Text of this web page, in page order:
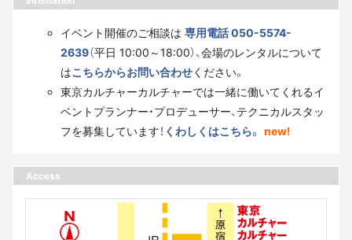
イベント開催のご相談は 専用電話 050-5574-
2639（平日 10:00～18:00）、会場のレンタルについて
はこちらからお問い合わせください。
東京カルチャーカルチャーでは一緒に働いてくれるイ
ベントプランナー・プロデューサー、テクニカルスタッ
フを募集しています！ くわしくはこちら。 new!
Access